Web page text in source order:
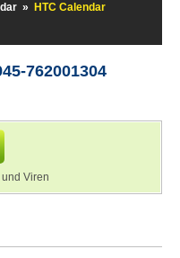
»
HTC Calendar
762001304
Viren